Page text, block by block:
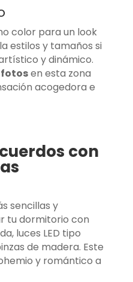
color para un look
estilos y tamaños si
y dinámico.
en esta zona
acogedora e
con
sencillas y
tu dormitorio con
luces LED tipo
de madera. Este
y romántico a